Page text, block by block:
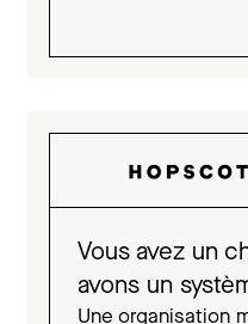
Vous avez un
avons un
Une organisation